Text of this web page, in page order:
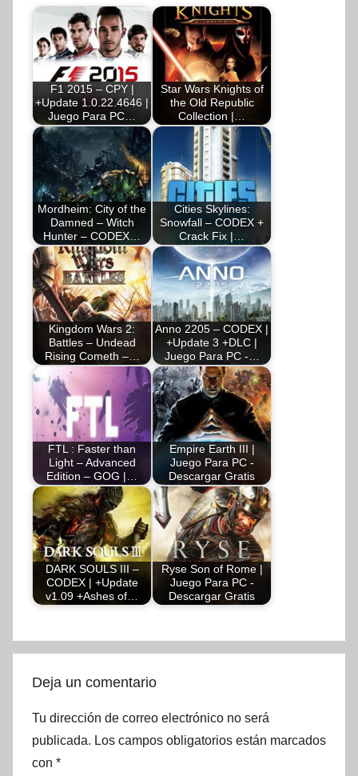
F1 2015 – CPY |
+Update 1.0.22.4646 |
Juego Para PC…
Star Wars Knights of
the Old Republic
Collection |…
Mordheim: City of the
Damned – Witch
Hunter – CODEX…
Cities Skylines:
Snowfall – CODEX +
Crack Fix |…
Kingdom Wars 2:
Battles – Undead
Rising Cometh –…
Anno 2205 – CODEX |
+Update 3 +DLC |
Juego Para PC -…
FTL : Faster than
Light – Advanced
Edition – GOG |…
Empire Earth III |
Juego Para PC -
Descargar Gratis
DARK SOULS III –
CODEX | +Update
v1.09 +Ashes of…
Ryse Son of Rome |
Juego Para PC -
Descargar Gratis
Deja un comentario
Tu dirección de correo electrónico no será
publicada. Los campos obligatorios están marcados
con *